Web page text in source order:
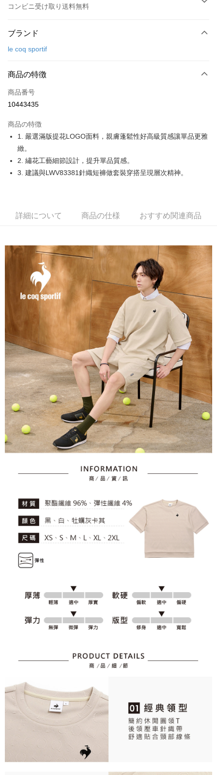
コンビニ受け取り送料無料
クレジットカード1回払い
LINE Pay
Apple Pay
Easy Wallet
OP Pay Later
説明
【OP Pay Later 使用説明】
1. 本サービスは台湾大哥大によって提供され、台湾大哥大のユーザーは追
いの回数や支払い期限を選択し、支払いを確認すると取引が完了します。
3. 実際の承認額、分割回数および費用については、後続の取引確認ページ
合、注文は自動的にキャンセルされます。「転専審査」に未通過の状況が
発生した場合は、システムの評価基準に達していないことを意味し、評価
内容についての説明はいたしかねます。
【支払い方法の説明】
1. 分割払いの金額は電信請求書に統合されず、「OP Pay Later」は毎月の
締め日後に支払いリマインダーのSMSを送信します。
2. SMSのリンクを通じて請求書を開いた後、「コンビニバーコード／台湾
大直営店舗／銀行振込／街口支払い／iPASS MONEY」などのチャネルで
支払いを選択できます。
【注意事項】
1. 本サービスは「台湾大哥大株式会社」（以下「当社」といいます）によ
って提供され、ユーザーが取引時に本サービスを通じて商品やサービスを
購入できるようにし、店舗が売買／分割払い売買の債権を当社に譲渡した
後、契約に基づいて当社の請求書で帳款を支払うことになります。
2. 「OP Pay Later」を利用する契約関係の目的から、店舗はあなたの個人
情報（名前、電話または住所を含む）を台湾大哥大に提供し、収集、処理
および利用するために、当社があなた本人と分割請求書に必要な情報の確
認、照合および修正を行います。
3. 完全なユーザーサービス規約については、以下のリンクを参照してくだ
さい：
https://oppay.tw/userRule
AFTEE代金後払い
ウが表示されます。
4.ご注文が完了すると、携帯に支払い通知のSMSが届きます。アプリ会員
の場合は、AFTEE アプリプッシュ通知が届きます。
5.商品受け取り時のお支払いは不要です。商品を確かめてから、SMSまた
はアプリの通知に従って、4大コンビニ、またはATM/オンラインバンキン
グでお支払いください。
代金納付期限は最短で 14 日以内ですので、ご注意ください。AFTEE アプ
リをダウンロードして AFTEE 会員になるとお支払い期限を最長 45 日以内
まで延長できます。
お支払期限は、ショップが請求した期日と、AFTEEで延長できる日数をも
とに計算されます。AFTEEで注文すると、商品を受け取るまで支払い期限
を延長できますが、商品を期限内に受け取れない場合があります（例：予
約商品や商品到着日が比較的遅い商品）。そのため、商品到着の有無に関
わらず、AFTEEで指定された期限内にお支払いください。
二、支払い限度額
1.初回 AFTEEを ご利用の際に、認証結果及び当社の審査の結果に基づ
き、限度額が設定されます。
2.決済金額は最低NT$20です。
3.現在、台湾の会員のみご利用いただけます。
三、利用規約「AFTEE代金後払い」（以下当サービスという）はネットプ
ロテクションズ（以下 AFTEE という）が提供し、AFTEEが代金を徴収し
の氏名、電話番号、受取人の氏名、電話番号、受取人住所を含むがこれに
限らない）は、AFTEEに渡され当サービスで必要な範囲内で利用されま
ださい（https://aftee.tw/privacypolicy/）。
AFTEEの初回ご利用の際に、審査を通過すれば、最高額がNT$10,000にな
ります。支払い期限を過ぎた場合、その金額に基づいて年利20%の遅延滞
納金が加算されます。未成年の利用者は、事前に法定代理人または後見人
個人情報の処理、利用について疑問がある、または関連する法律の権利を
てAFTEEにご提供いただく、またはAFTEEにあなたの個人情報の収集、処
理、利用を許可することににご同意いただけない場合は、当サービスを選
全家取貨付款
送料無料
付款後全家取貨
送料無料
送料無料
付款後萊爾富取貨
送料無料
7-11取貨付款
送料無料
付款後7-11取貨
送料無料
宅配
送料無料
送料無料
ブランド
le coq sportif
商品の特徴
商品番号
10443435
商品の特徴
1. 嚴選滿版提花LOGO面料，親膚蓬鬆性好高級質感讓單品更雅
緻。
2. 繡花工藝細節設計，提升單品質感。
3. 建議與LWV83381針織短褲做套裝穿搭呈現層次精神。
詳細について 商品の仕様 おすすめ関連商品